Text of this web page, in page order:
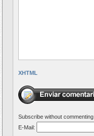
XHTML
Subscribe without commenting
E-Mail: